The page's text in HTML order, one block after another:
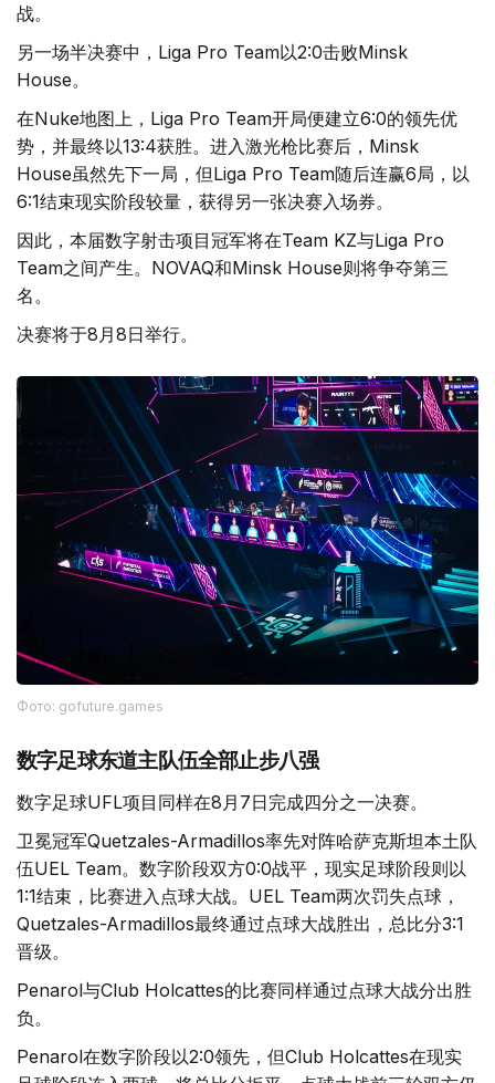
战。
另一场半决赛中，Liga Pro Team以2:0击败Minsk
House。
在Nuke地图上，Liga Pro Team开局便建立6:0的领先优
势，并最终以13:4获胜。进入激光枪比赛后，Minsk
House虽然先下一局，但Liga Pro Team随后连赢6局，以
6:1结束现实阶段较量，获得另一张决赛入场券。
因此，本届数字射击项目冠军将在Team KZ与Liga Pro
Team之间产生。NOVAQ和Minsk House则将争夺第三
名。
决赛将于8月8日举行。
Фото: gofuture.games
数字足球东道主队伍全部止步八强
数字足球UFL项目同样在8月7日完成四分之一决赛。
卫冕冠军Quetzales-Armadillos率先对阵哈萨克斯坦本土队
伍UEL Team。数字阶段双方0:0战平，现实足球阶段则以
1:1结束，比赛进入点球大战。UEL Team两次罚失点球，
Quetzales-Armadillos最终通过点球大战胜出，总比分3:1
晋级。
Penarol与Club Holcattes的比赛同样通过点球大战分出胜
负。
Penarol在数字阶段以2:0领先，但Club Holcattes在现实